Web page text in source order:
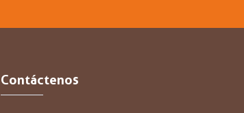
Contáctenos